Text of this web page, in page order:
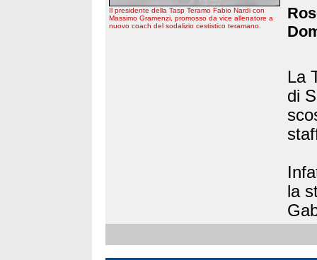
Il presidente della Tasp Teramo Fabio Nardi con
Massimo Gramenzi, promosso da vice allenatore a
nuovo coach del sodalizio cestistico teramano.
La
di
la